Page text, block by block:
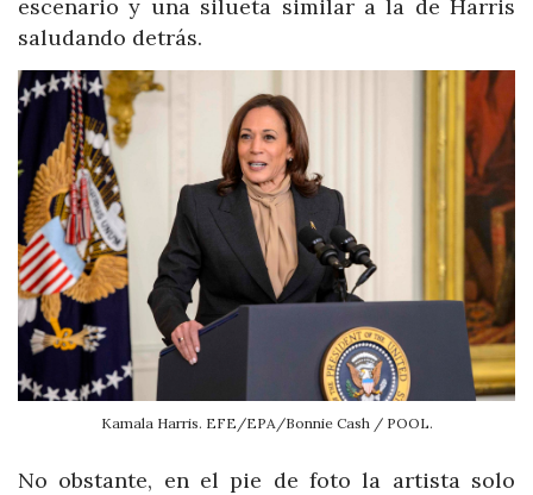
escenario y una silueta similar a la de Harris
saludando detrás.
Kamala Harris. EFE/EPA/Bonnie Cash / POOL.
No obstante, en el pie de foto la artista solo